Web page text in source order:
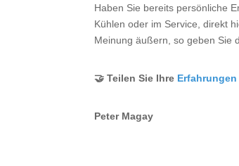
Haben Sie bereits persönliche
Kühlen oder im Service, direkt
Meinung äußern, so geben Sie
🤝 Teilen Sie Ihre Erfahrungen
Peter Magay